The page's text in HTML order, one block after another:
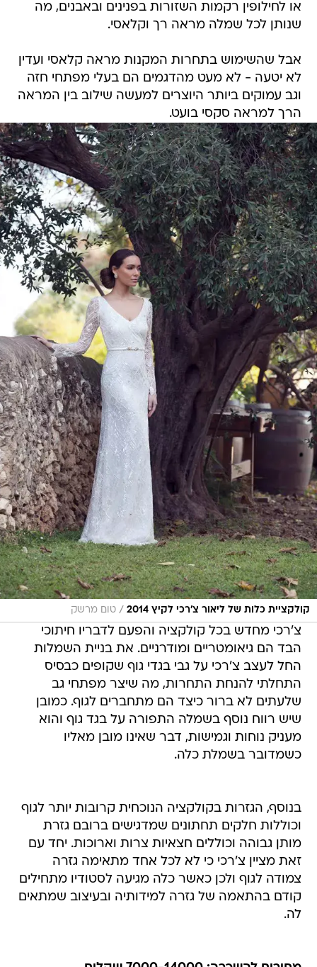
או לחילופין רקמות השזורות בפנינים ובאבנים, מה
שנותן לכל שמלה מראה רך וקלאסי.
אבל שהשימוש בתחרות המקנות מראה קלאסי ועדין
לא יטעה - לא מעט מהדגמים הם בעלי מפתחי חזה
וגב עמוקים ביותר היוצרים למעשה שילוב בין המראה
הרך למראה סקסי בועט.
קולקציית כלות של ליאור צ'רכי לקיץ 2014 / טום מרשק
צ'רכי מחדש בכל קולקציה והפעם לדבריו חיתוכי
הבד הם גיאומטריים ומודרניים. את בניית השמלות
החל לעצב צ'רכי על גבי בגדי גוף שקופים כבסיס
התחלתי להנחת התחרות, מה שיצר מפתחי גב
שלעתים לא ברור כיצד הם מתחברים לגוף. כמובן
שיש רווח נוסף בשמלה התפורה על בגד גוף והוא
מעניק נוחות וגמישות, דבר שאינו מובן מאליו
כשמדובר בשמלת כלה.
בנוסף, הגזרות בקולקציה הנוכחית קרובות יותר לגוף
וכוללות חלקים תחתונים שמדגישים ברובם גזרת
מותן גבוהה וכוללים חצאיות צרות וארוכות. יחד עם
זאת מציין צ'רכי כי לא לכל אחד מתאימה גזרה
צמודה לגוף ולכן כאשר כלה מגיעה לסטודיו מתחילים
קודם בהתאמה של גזרה למידותיה ובעיצוב שמתאים
לה.